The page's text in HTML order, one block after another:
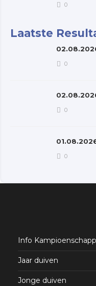
0
Laatste
0
0
0
Info
Jaar duiven
Jonge duiven